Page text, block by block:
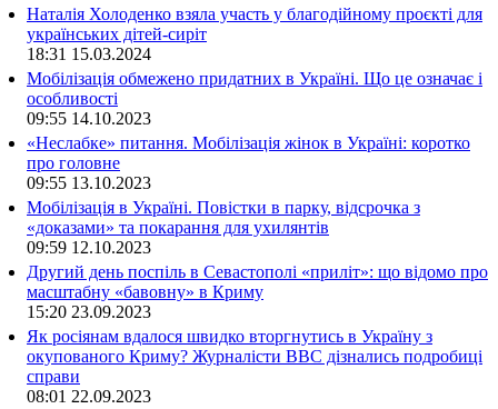
Наталія Холоденко взяла участь у благодійному проєкті для
українських дітей-сиріт
18:31 15.03.2024
Мобілізація обмежено придатних в Україні. Що це означає і
особливості
09:55 14.10.2023
«Неслабке» питання. Мобілізація жінок в Україні: коротко
про головне
09:55 13.10.2023
Мобілізація в Україні. Повістки в парку, відсрочка з
«доказами» та покарання для ухилянтів
09:59 12.10.2023
Другий день поспіль в Севастополі «приліт»: що відомо про
масштабну «бавовну» в Криму
15:20 23.09.2023
Як росіянам вдалося швидко вторгнутись в Україну з
окупованого Криму? Журналісти ВВС дізнались подробиці
справи
08:01 22.09.2023